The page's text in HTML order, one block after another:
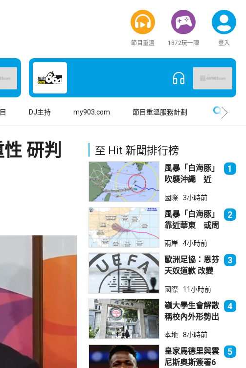
節目重溫 1872玩一陣 登入
DJ主持 my903.com 節目重溫服務計劃
研判
至 Hit 新聞排行榜
風暴「白海豚」
吹襲沖繩 近
1
國際 3小時前
風暴「白海豚」
靠近華東 或周
2
兩岸 4小時前
歐洲足協：恩芬
天奴道歉 改變
立場
3
國際 11小時前
嶺大學生會解散
稱校內外形勢出
4
本地 8小時前
皇家馬德里與雲
尼斯奧斯簽署6
5